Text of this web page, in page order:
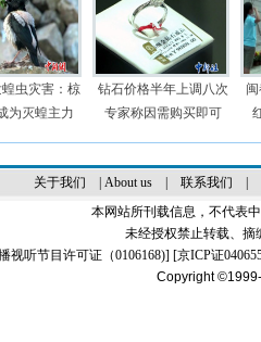
虫灾害：椋
为灭蝗主力
钻石价格半年上调八次
专家称因需购买即可
关于我们 About us| 联系我们
本网站所刊载信息，不代表
未经授权禁止转载、摘
视听节目许可证（0106168)] [京ICP证
Copyright